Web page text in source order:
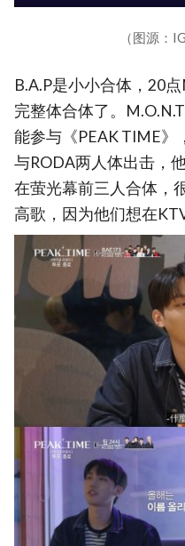
（图源：
B.A.P是小小合体，20
完整体合体了。
能参与《PEAK TIME》
与RODA两人体出击，
在萤光幕前三人合体，
高歌，因为他们想在